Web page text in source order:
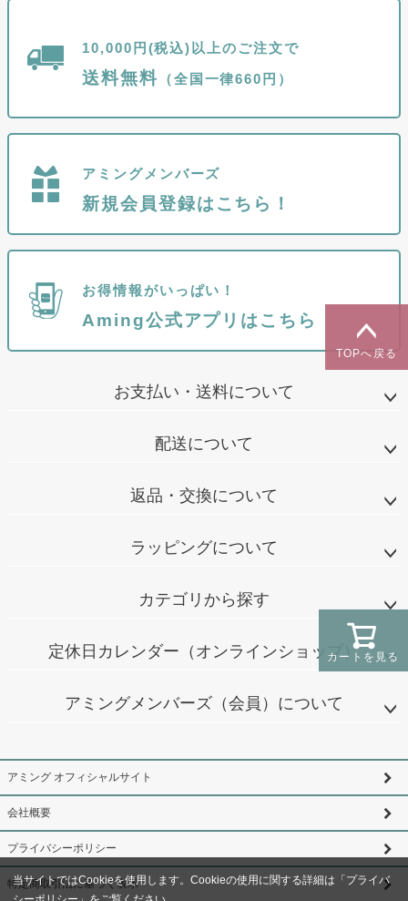
カートを見る
TOPへ戻る
10,000円(税込)以上のご注文で
送料無料 （全国一律660円）
アミングメンバーズ
新規会員登録はこちら！
お得情報がいっぱい！
Aming公式アプリはこちら
お支払い・送料について
配送について
返品・交換について
ラッピングについて
カテゴリから探す
定休日カレンダー（オンラインショップ）
アミングメンバーズ（会員）について
アミング オフィシャルサイト
会社概要
プライバシーポリシー
特定商取引法に基づく表示
当サイトではCookieを使用します。Cookieの使用に関する詳細は「プライバ